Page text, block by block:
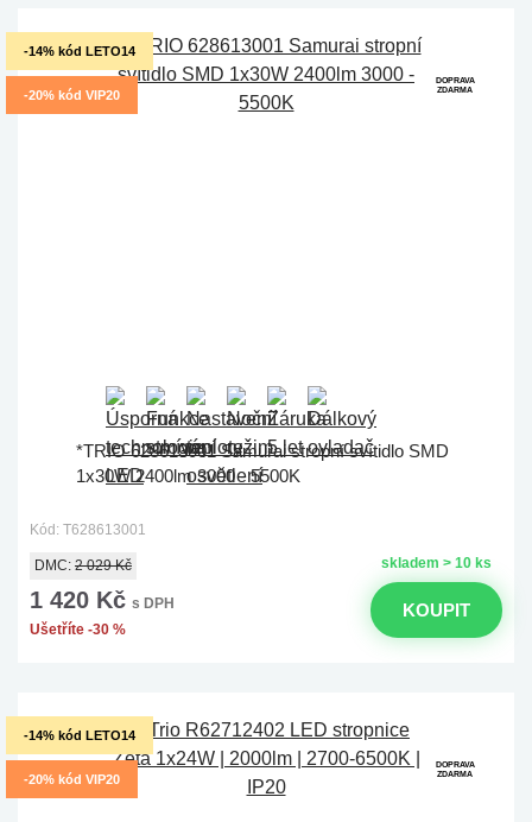
-14% kód LETO14
-20% kód VIP20
DOPRAVA
ZDARMA
*TRIO 628613001 Samurai stropní svítidlo SMD
1x30W 2400lm 3000 - 5500K
Kód: T628613001
skladem > 10 ks
DMC: 2 029 Kč
1 420 Kč s DPH
Ušetříte -30 %
KOUPIT
-14% kód LETO14
-20% kód VIP20
DOPRAVA
ZDARMA